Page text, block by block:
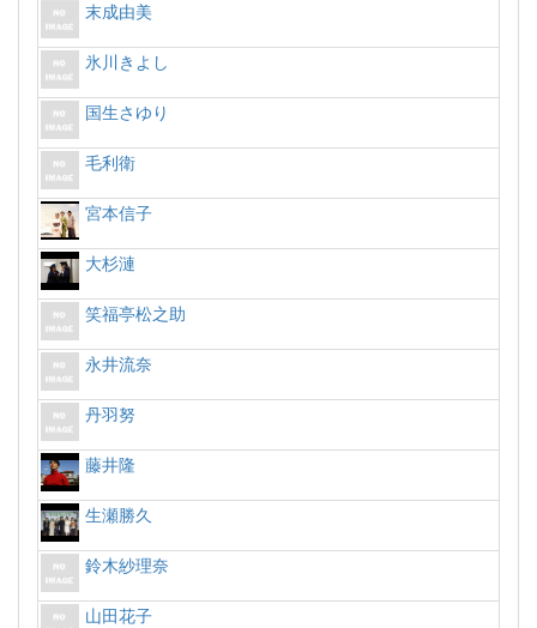
末成由美
氷川きよし
国生さゆり
毛利衛
宮本信子
大杉漣
笑福亭松之助
永井流奈
丹羽努
藤井隆
生瀬勝久
鈴木紗理奈
山田花子